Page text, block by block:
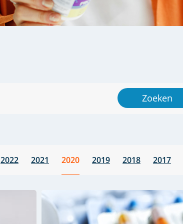
Zoeken
2022 2021 2020 2019 2018 2017